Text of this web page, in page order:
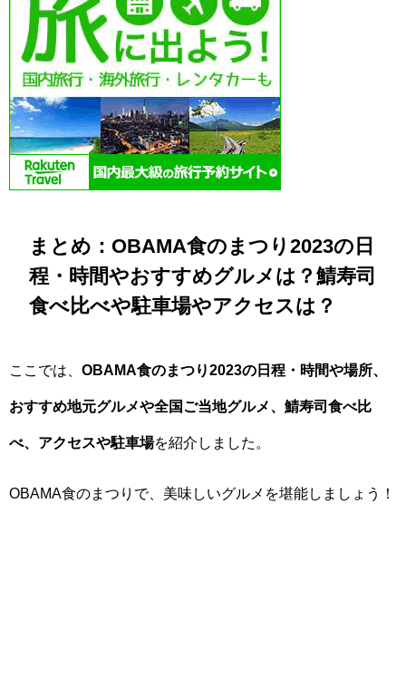
まとめ：OBAMA食のまつり2023の日
程・時間やおすすめグルメは？鯖寿司
食べ比べや駐車場やアクセスは？
ここでは、 OBAMA食のまつり2023の日程・時間や場所、
おすすめ地元グルメや全国ご当地グルメ、鯖寿司食べ比
べ、アクセスや駐車場を紹介しました。
OBAMA食のまつりで、美味しいグルメを堪能しましょう！